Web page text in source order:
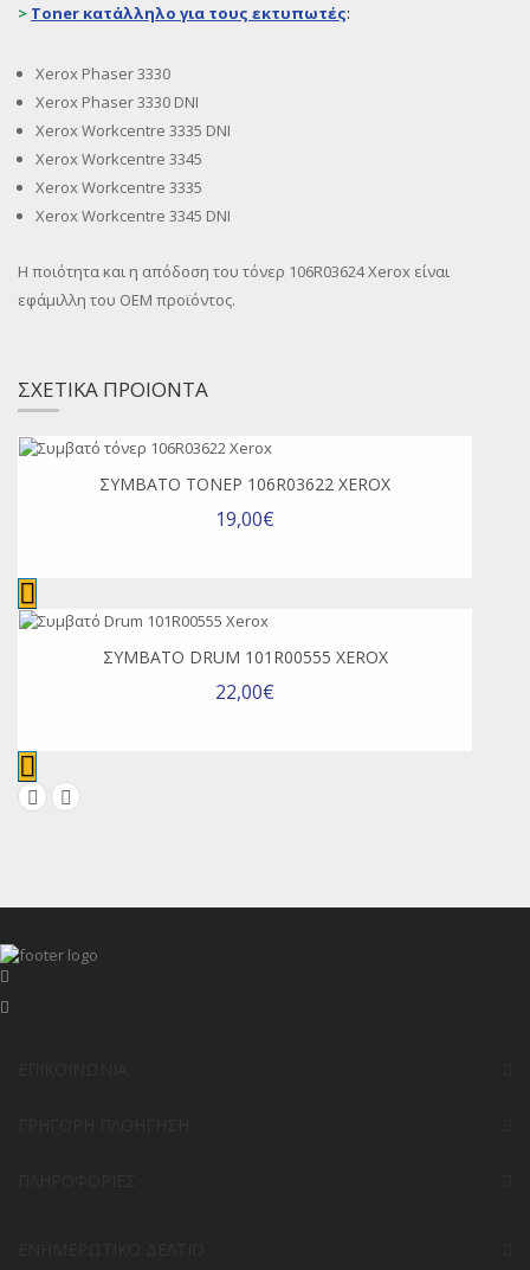
> Toner κατάλληλο για τους εκτυπωτές:
Xerox Phaser 3330
Xerox Phaser 3330 DNI
Xerox Workcentre 3335 DNI
Xerox Workcentre 3345
Xerox Workcentre 3335
Xerox Workcentre 3345 DNI
Η ποιότητα και η απόδοση του τόνερ 106R03624 Xerox είναι
εφάμιλλη του OEM προϊόντος.
ΣΧΕΤΙΚΑ ΠΡΟΙΟΝΤΑ
ΣΥΜΒΑΤΌ ΤΌΝΕΡ 106R03622 XEROX
19,00€
ΣΥΜΒΑΤΌ DRUM 101R00555 XEROX
22,00€